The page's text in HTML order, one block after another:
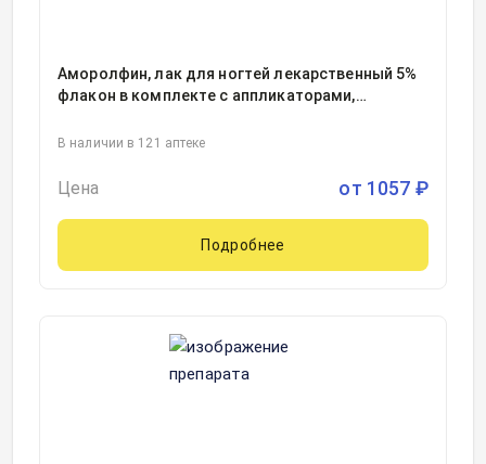
Аморолфин, лак для ногтей лекарственный 5%
флакон в комплекте с аппликаторами,
очищающими 3миллилитр, 1
В наличии в 121 аптеке
Цена от 1057 ₽
Подробнее